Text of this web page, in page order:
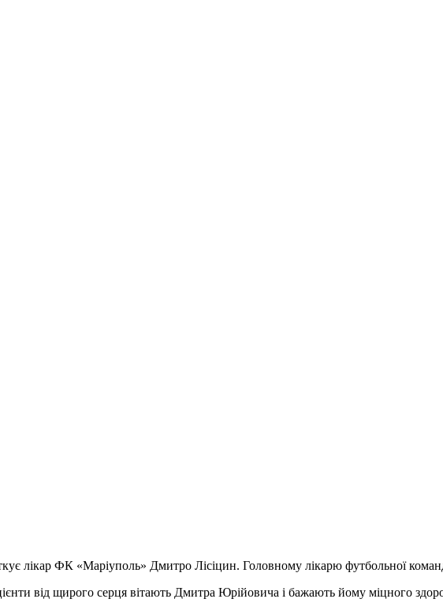
лікар ФК «Маріуполь» Дмитро Лісіцин. Головному лікарю футбольної
від щирого серця вітають Дмитра Юрійовича і бажають йому міцного